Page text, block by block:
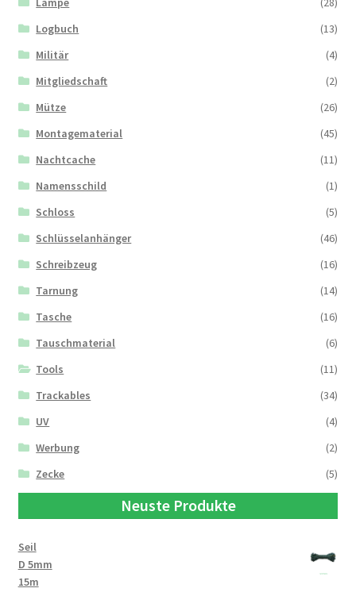
Logbuch
(13)
Militär
(4)
Mitgliedschaft
(2)
Mütze
(26)
Montagematerial
(45)
Nachtcache
(11)
Namensschild
(1)
Schloss
(5)
Schlüsselanhänger
(46)
Schreibzeug
(16)
Tarnung
(14)
Tasche
(16)
Tauschmaterial
(6)
Tools
(11)
Trackables
(34)
UV
(4)
Werbung
(2)
Zecke
(5)
Neuste Produkte
Seil
D 5mm
15m